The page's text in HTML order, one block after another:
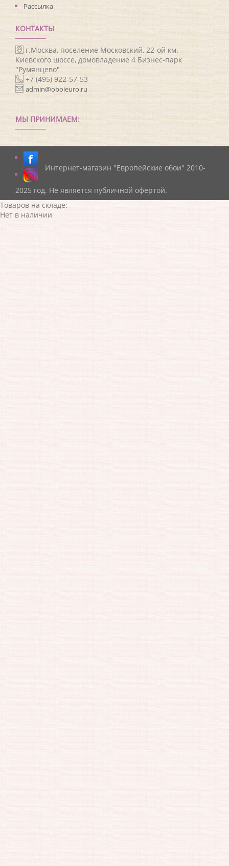
Рассылка
КОНТАКТЫ
г.Москва, поселение Московский, 22-ой км.
Киевского шоссе, домовладение 4 Бизнес-парк
"Румянцево"
+7 (495) 922-57-53
admin@oboieuro.ru
МЫ ПРИНИМАЕМ:
Интернет-магазин "Европейские обои" 2010-
2025 год. Не является публичной офертой.
Товаров на складе:
Нет в наличии